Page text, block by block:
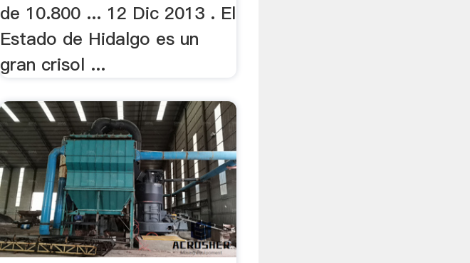
de 10.800 ... 12 Dic 2013 . El
Estado de Hidalgo es un
gran crisol ...